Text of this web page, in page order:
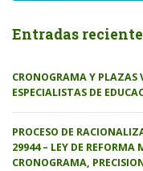
Entradas
CRONOGRAMA Y PLAZAS
ESPECIALISTAS DE
PROCESO DE
29944 – LEY DE
CRONOGRAMA,